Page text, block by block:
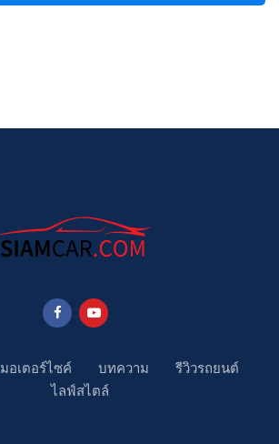
มอเตอร์ไซค์ บทความ
รีวิวรถยนต์
ไลฟ์สไตล์